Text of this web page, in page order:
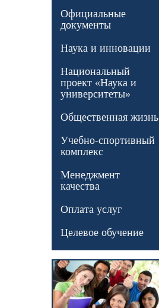
Официальные
документы
Наука и инновации
Национальный
проект «Наука и
университеты»
Общественная жизнь
Учебно-спортивный
комплекс
Менеджмент
качества
Оплата услуг
Целевое обучение